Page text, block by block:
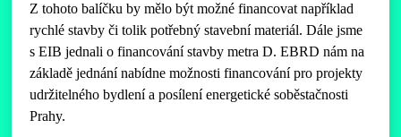
Z tohoto balíčku by mělo být možné financovat například
rychlé stavby či tolik potřebný stavební materiál. Dále jsme
s EIB jednali o financování stavby metra D. EBRD nám na
základě jednání nabídne možnosti financování pro projekty
udržitelného bydlení a posílení energetické soběstačnosti
Prahy.